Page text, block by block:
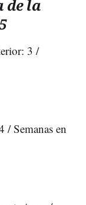
de la
3 /
/ Semanas en